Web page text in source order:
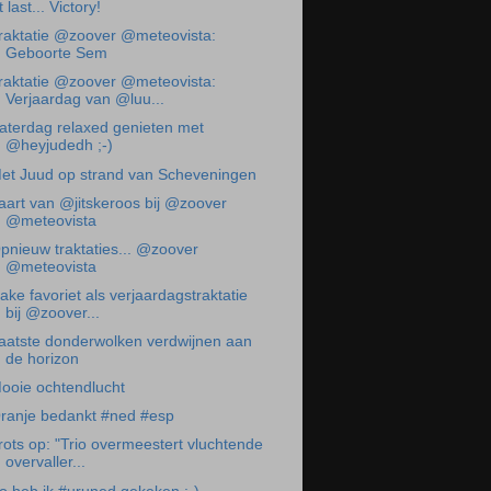
last... Victory!
@zoover @meteovista:
Geboorte Sem
@zoover @meteovista:
Verjaardag van @luu...
relaxed genieten met
@heyjudedh ;-)
Juud op strand van Scheveningen
van @jitskeroos bij @zoover
@meteovista
traktaties... @zoover
@meteovista
favoriet als verjaardagstraktatie
bij @zoover...
donderwolken verdwijnen aan
de horizon
ochtendlucht
bedankt #ned #esp
op: "Trio overmeestert vluchtende
overvaller...